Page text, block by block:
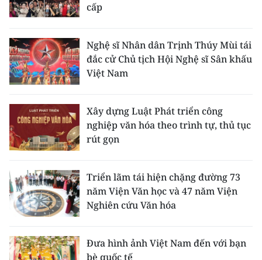
cấp
Nghệ sĩ Nhân dân Trịnh Thúy Mùi tái
đắc cử Chủ tịch Hội Nghệ sĩ Sân khấu
Việt Nam
Xây dựng Luật Phát triển công
nghiệp văn hóa theo trình tự, thủ tục
rút gọn
Triển lãm tái hiện chặng đường 73
năm Viện Văn học và 47 năm Viện
Nghiên cứu Văn hóa
Đưa hình ảnh Việt Nam đến với bạn
bè quốc tế